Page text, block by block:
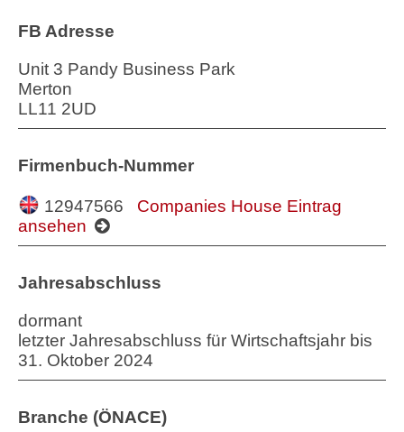
FB Adresse
Unit 3 Pandy Business Park
Merton
LL11 2UD
Firmenbuch-Nummer
12947566
Companies House Eintrag
ansehen
Jahresabschluss
dormant
letzter Jahresabschluss für Wirtschaftsjahr bis
31. Oktober 2024
Branche (ÖNACE)